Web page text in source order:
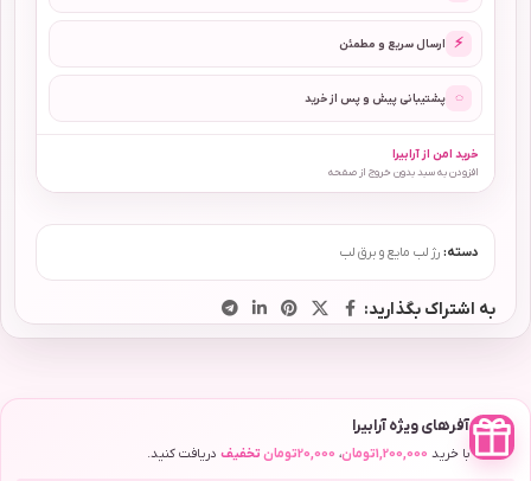
⚡ ارسال سریع و مطمئن
◌ پشتیبانی پیش و پس از خرید
خرید امن از آرابیرا
افزودن به سبد بدون خروج از صفحه
دسته: رژ لب مایع و برق لب
به اشتراک بگذارید:
آفرهای ویژه آرابیرا
با خرید 1,200,000تومان، 20,000تومان تخفیف دریافت کنید.